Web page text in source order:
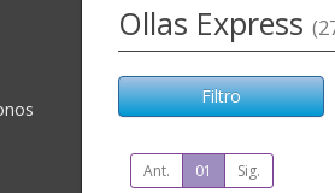
Ollas Express
Filtro
Ant. 01 Sig.